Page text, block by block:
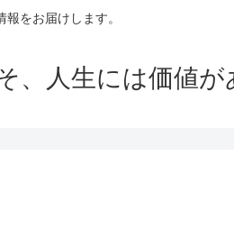
報をお届けします。
、人生には価値が